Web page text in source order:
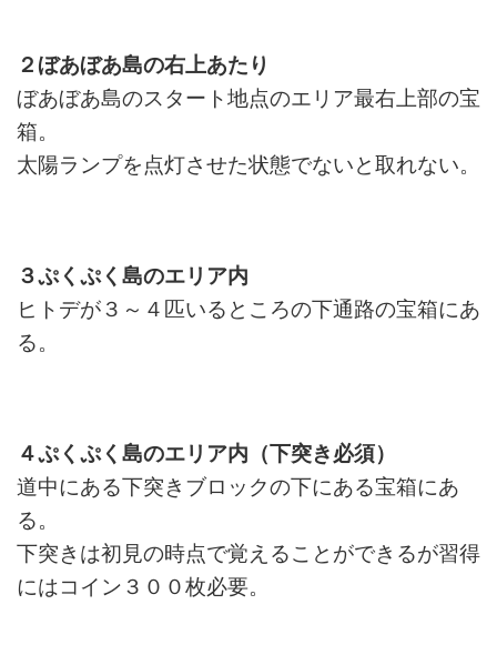
２ぼあぼあ島の右上あたり
ぼあぼあ島のスタート地点のエリア最右上部の宝
箱。
太陽ランプを点灯させた状態でないと取れない。
３ぷくぷく島のエリア内
ヒトデが３～４匹いるところの下通路の宝箱にあ
る。
４ぷくぷく島のエリア内（下突き必須）
道中にある下突きブロックの下にある宝箱にあ
る。
下突きは初見の時点で覚えることができるが習得
にはコイン３００枚必要。